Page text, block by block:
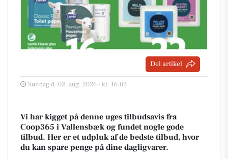
Del artikel
Søndag d. 02. aug. 2026 - kl. 16:02
Vi har kigget på denne uges tilbudsavis fra
Coop365 i Vallensbæk og fundet nogle gode
tilbud. Her er et udpluk af de bedste tilbud, hvor
du kan spare penge på dine dagligvarer.